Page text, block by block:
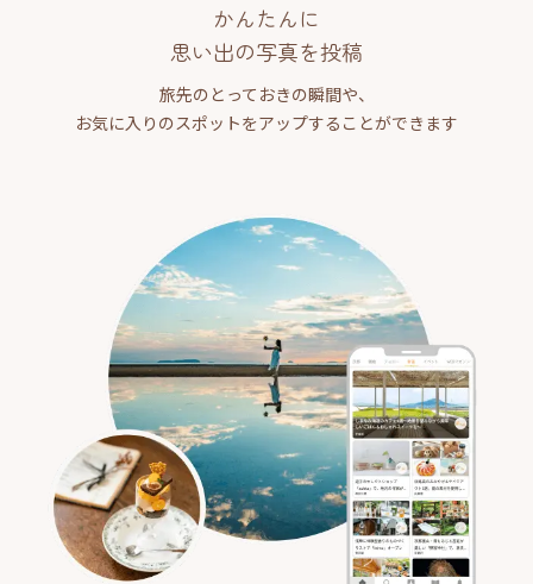
かんたんに
思い出の写真を投稿
旅先のとっておきの瞬間や、
お気に入りのスポットをアップすることができます